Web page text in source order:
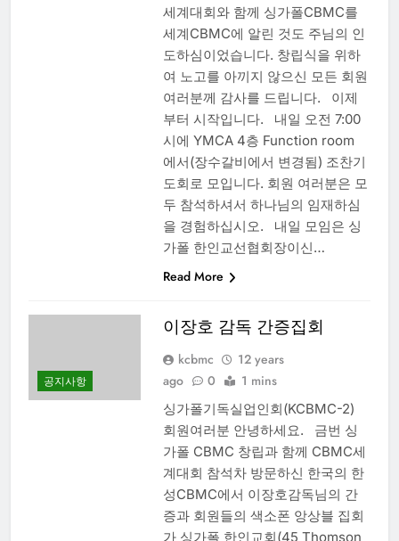
세계대회와 함께 싱가폴CBMC를
세계CBMC에 알린 것도 주님의 인
도하심이었습니다. 창립식을 위하
여 노고를 아끼지 않으신 모든 회원
여러분께 감사를 드립니다. 이제
부터 시작입니다. 내일 오전 7:00
시에 YMCA 4층 Function room
에서(장수갈비에서 변경됨) 조찬기
도회로 모입니다. 회원 여러분은 모
두 참석하셔서 하나님의 임재하심
을 경험하십시오. 내일 모임은 싱
가폴 한인교선협회장이신…
Read More
공지사항
이장호 감독 간증집회
kcbmc
12 years
ago
0 1 mins
싱가폴기독실업인회(KCBMC-2)
회원여러분 안녕하세요. 금번 싱
가폴 CBMC 창립과 함께 CBMC세
계대회 참석차 방문하신 한국의 한
성CBMC에서 이장호감독님의 간
증과 회원들의 색소폰 앙상블 집회
가 싱가폴 한인교회(45 Thomson